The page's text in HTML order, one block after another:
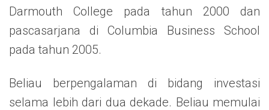
Darmouth College pada tahun 2000 dan
pascasarjana di Columbia Business School
pada tahun 2005.
Beliau berpengalaman di bidang investasi
selama lebih dari dua dekade. Beliau memulai